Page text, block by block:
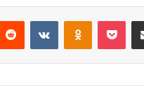
Reddit VKontakte